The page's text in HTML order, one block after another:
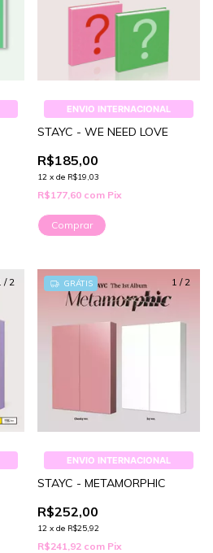
ENVIO INTERNACIONAL
STAYC - WE NEED LOVE
R$185,00
12 x de R$19,03
R$177,60 com Pix
Comprar
/ 2 1 / 2
GRÁTIS
ENVIO INTERNACIONAL
STAYC - METAMORPHIC
R$252,00
12 x de R$25,92
R$241,92 com Pix